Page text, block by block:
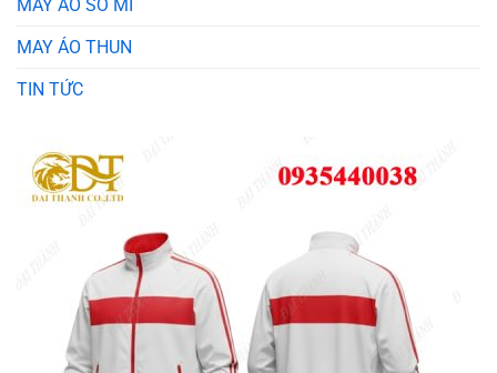
MAY ÁO SƠ MI
MAY ÁO THUN
TIN TỨC